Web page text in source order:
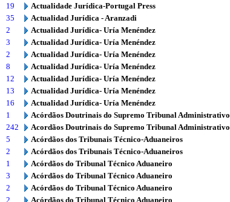
19
Actualidade Jurídica-Portugal Press
35
Actualidad Jurídica - Aranzadi
2
Actualidad Jurídica- Uría Menéndez
3
Actualidad Jurídica- Uría Menéndez
2
Actualidad Jurídica- Uría Menéndez
8
Actualidad Jurídica- Uría Menéndez
12
Actualidad Jurídica- Uría Menéndez
13
Actualidad Jurídica- Uría Menéndez
16
Actualidad Jurídica- Uría Menéndez
1
Acórdãos Doutrinais do Supremo Tribunal Administrativo
242
Acordãos Doutrinais do Supremo Tribunal Administrativo
5
Acórdãos dos Tribunais Técnico-Aduaneiros
2
Acórdãos dos Tribunais Técnico-Aduaneiros
1
Acórdãos do Tribunal Técnico Aduaneiro
3
Acórdãos do Tribunal Técnico Aduaneiro
2
Acórdãos do Tribunal Técnico Aduaneiro
2
Acórdãos do Tribunal Técnico Aduaneiro